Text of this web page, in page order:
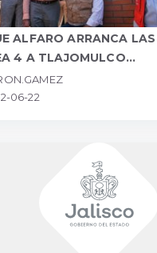
ALFARO ARRANCA
4 A TLAJOMULCO...
06-22